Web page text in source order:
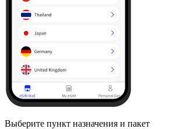
Выберите пункт назначения и пакет